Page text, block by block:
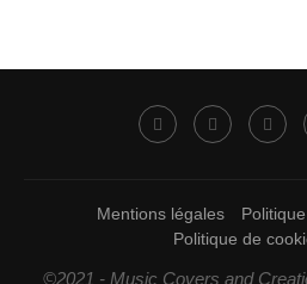
Mentions légales
Politique de
©2021 - Music Covers and